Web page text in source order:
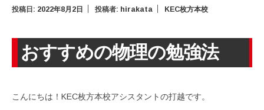
投稿日: 2022年8月2日 投稿者: hirakata KEC枚方本校
おすすめの物理の勉強法
こんにちは！KEC枚方本校アシスタントの打越です。